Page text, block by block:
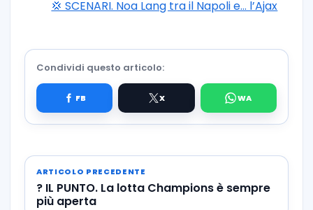
💢 SCENARI. Noa Lang tra il Napoli e… l’Ajax
Condividi questo articolo:
ARTICOLO PRECEDENTE
? IL PUNTO. La lotta Champions è sempre
più aperta